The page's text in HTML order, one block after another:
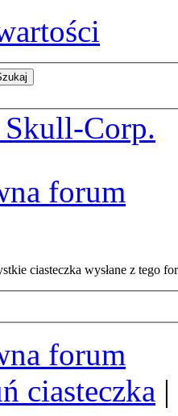
Corp.
forum
ciasteczka wysłane z tego
forum
ciasteczka |